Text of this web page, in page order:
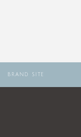
BRAND SITE